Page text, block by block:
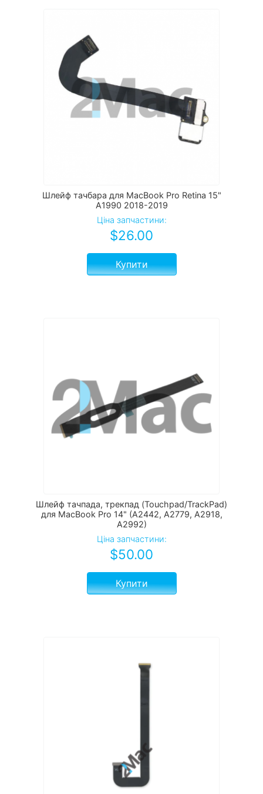
Шлейф тачбара для MacBook Pro Retina 15"
A1990 2018-2019
Ціна запчастини:
$26.00
Купити
Шлейф тачпада, трекпад (Touchpad/TrackPad)
для MacBook Pro 14" (A2442, A2779, A2918,
A2992)
Ціна запчастини:
$50.00
Купити